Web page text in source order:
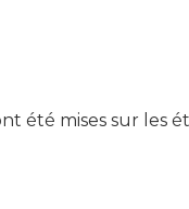
été mises sur les